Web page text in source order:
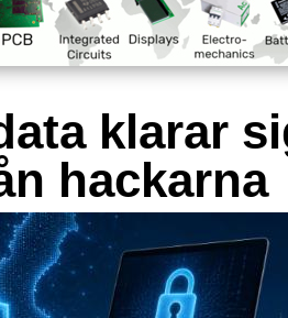
klarar
hackarna